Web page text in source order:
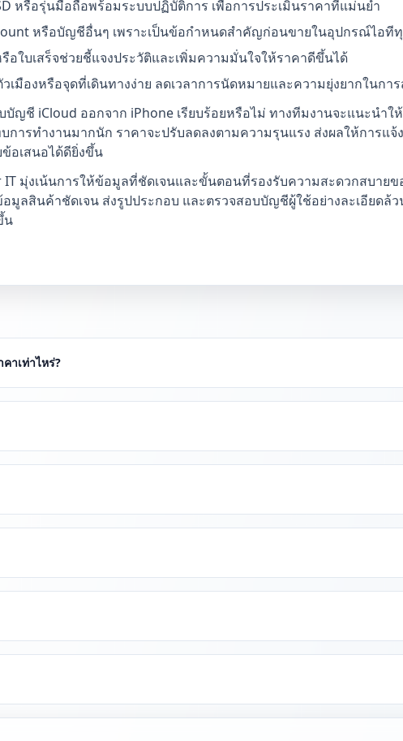
หรือรุ่นมือถือพร้อมระบบปฏิบัติการ เพื่อการประเมินราคาที่แม่นยำ
หรือบัญชีอื่นๆ เพราะเป็นข้อกำหนดสำคัญก่อนขายในอุปกรณ์ไอที
อใบเสร็จช่วยชี้แจงประวัติและเพิ่มความมั่นใจให้ราคาดีขึ้นได้
เมืองหรือจุดที่เดินทางง่าย ลดเวลาการนัดหมายและความยุ่งยากในกา
ญชี iCloud ออกจาก iPhone เรียบร้อยหรือไม่ ทางทีมงานจะแนะนำใ
รทำงานมากนัก ราคาจะปรับลดลงตามความรุนแรง ส่งผลให้การแจ้
อเสนอได้ดียิ่งขึ้น
มุ่งเน้นการให้ข้อมูลที่ชัดเจนและขั้นตอนที่รองรับความสะดวกสบายข
ลสินค้าชัดเจน ส่งรูปประกอบ และตรวจสอบบัญชีผู้ใช้อย่างละเอียดล้ว
น
าเท่าไหร่?